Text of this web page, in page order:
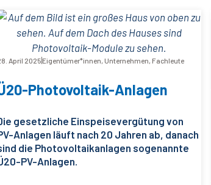
Photovoltaik-Anlagen
April 2025Eigentümer*innen Unternehmen Fachleute
gesetzliche Einspeisevergütung von
Anlagen läuft nach 20 Jahren ab, danach
die Photovoltaikanlagen sogenannte
PV-Anlagen.